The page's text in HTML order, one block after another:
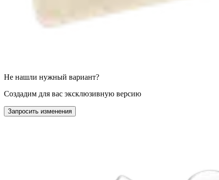
Не нашли нужный вариант?
Создадим для вас эксклюзивную версию
Запросить изменения